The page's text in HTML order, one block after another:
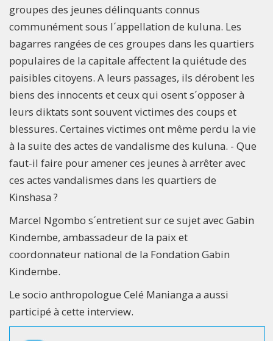
groupes des jeunes délinquants connus
communément sous l´appellation de kuluna. Les
bagarres rangées de ces groupes dans les quartiers
populaires de la capitale affectent la quiétude des
paisibles citoyens. A leurs passages, ils dérobent les
biens des innocents et ceux qui osent s´opposer à
leurs diktats sont souvent victimes des coups et
blessures. Certaines victimes ont même perdu la vie
à la suite des actes de vandalisme des kuluna. - Que
faut-il faire pour amener ces jeunes à arrêter avec
ces actes vandalismes dans les quartiers de
Kinshasa ?
Marcel Ngombo s´entretient sur ce sujet avec Gabin
Kindembe, ambassadeur de la paix et
coordonnateur national de la Fondation Gabin
Kindembe.
Le socio anthropologue Celé Manianga a aussi
participé à cette interview.